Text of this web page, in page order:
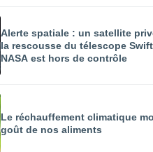
Alerte spatiale : un satellite
la rescousse du télescope
NASA est hors de contrôle
Le réchauffement climatique
goût de nos aliments